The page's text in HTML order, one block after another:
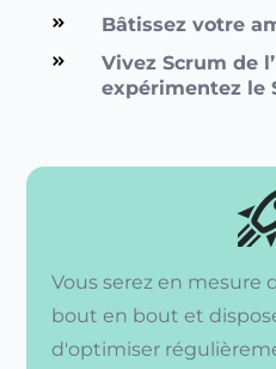
Bâtissez votre
Vivez Scrum de
expérimentez le
Vous serez en mesure
bout en bout et
d'optimiser